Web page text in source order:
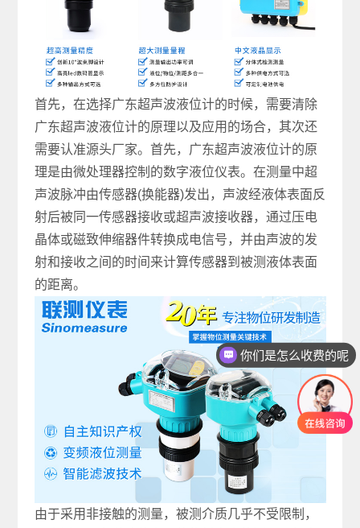
首先，在选择广东超声波液位计的时候，需要清除
广东超声波液位计的原理以及应用的场合，其次还
需要认准源头厂家。首先，广东超声波液位计的原
理是由微处理器控制的数字液位仪表。在测量中超
声波脉冲由传感器(换能器)发出，声波经液体表面反
射后被同一传感器接收或超声波接收器，通过压电
晶体或磁致伸缩器件转换成电信号，并由声波的发
射和接收之间的时间来计算传感器到被测液体表面
的距离。
由于采用非接触的测量，被测介质几乎不受限制，
你们是怎么收费的呢
现在有优惠活动吗